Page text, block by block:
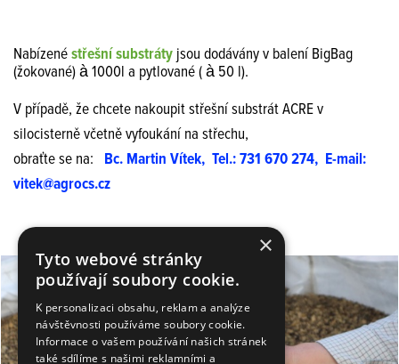
Nabízenéstřešní substráty jsou dodávány v balení BigBag
(žokované) à 1000l a pytlované ( à 50 l).
V případě, že chcete nakoupit střešní substrát ACRE v
silocisterně včetně vyfoukání na střechu,
obraťte se na: Bc. Martin Vítek, Tel.: 731 670 274, E-mail:
vitek@agrocs.cz
×
Tyto webové stránky
používají soubory cookie.
K personalizaci obsahu, reklam a analýze
návštěvnosti používáme soubory cookie.
Informace o vašem používání našich stránek
také sdílíme s našimi reklamními a